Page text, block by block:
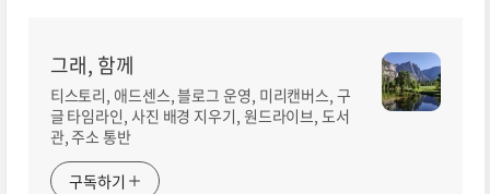
그래, 함께
티스토리, 애드센스, 블로그 운영, 미리캔버스, 구
글 타임라인, 사진 배경 지우기, 원드라이브, 도서
관, 주소 통반
구독하기